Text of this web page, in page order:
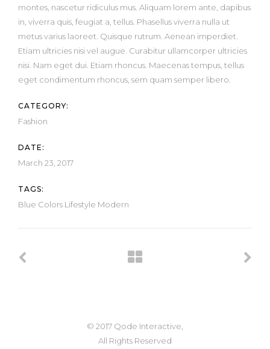
montes, nascetur ridiculus mus. Aliquam lorem ante, dapibus
in, viverra quis, feugiat a, tellus. Phasellus viverra nulla ut
metus varius laoreet. Quisque rutrum. Aenean imperdiet.
Etiam ultricies nisi vel augue. Curabitur ullamcorper ultricies
nisi. Nam eget dui. Etiam rhoncus. Maecenas tempus, tellus
eget condimentum rhoncus, sem quam semper libero.
CATEGORY:
Fashion
DATE:
March 23, 2017
TAGS:
Blue Colors Lifestyle Modern
© 2017 Qode Interactive,
All Rights Reserved